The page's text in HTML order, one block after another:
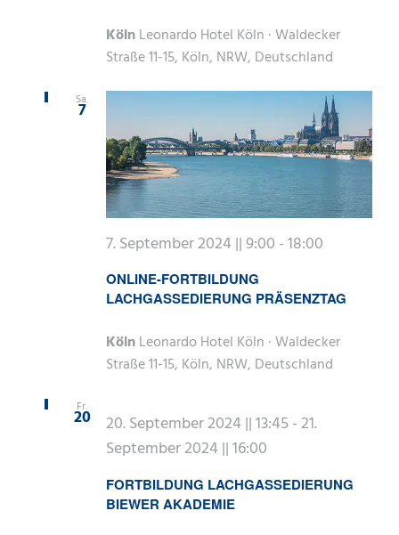
KölnLeonardo Hotel Köln · Waldecker
Straße 11-15, Köln, NRW, Deutschland
Sa.
7
ONLINE-FORTBILDUNG
LACHGASSEDIERUNG PRÄSENZTAG
7. September 2024 || 9:00 -18:00
KölnLeonardo Hotel Köln · Waldecker
Straße 11-15, Köln, NRW, Deutschland
Fr.
20
FORTBILDUNG LACHGASSEDIERUNG
BIEWER AKADEMIE
20. September 2024 || 13:45-21.
September 2024 || 16:00